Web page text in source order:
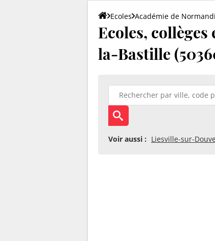
Ecoles Académie de
Ecoles,
la-Bastille
Voir aussi : Liesville-sur-Douve